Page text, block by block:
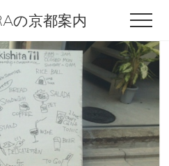
の京都案内